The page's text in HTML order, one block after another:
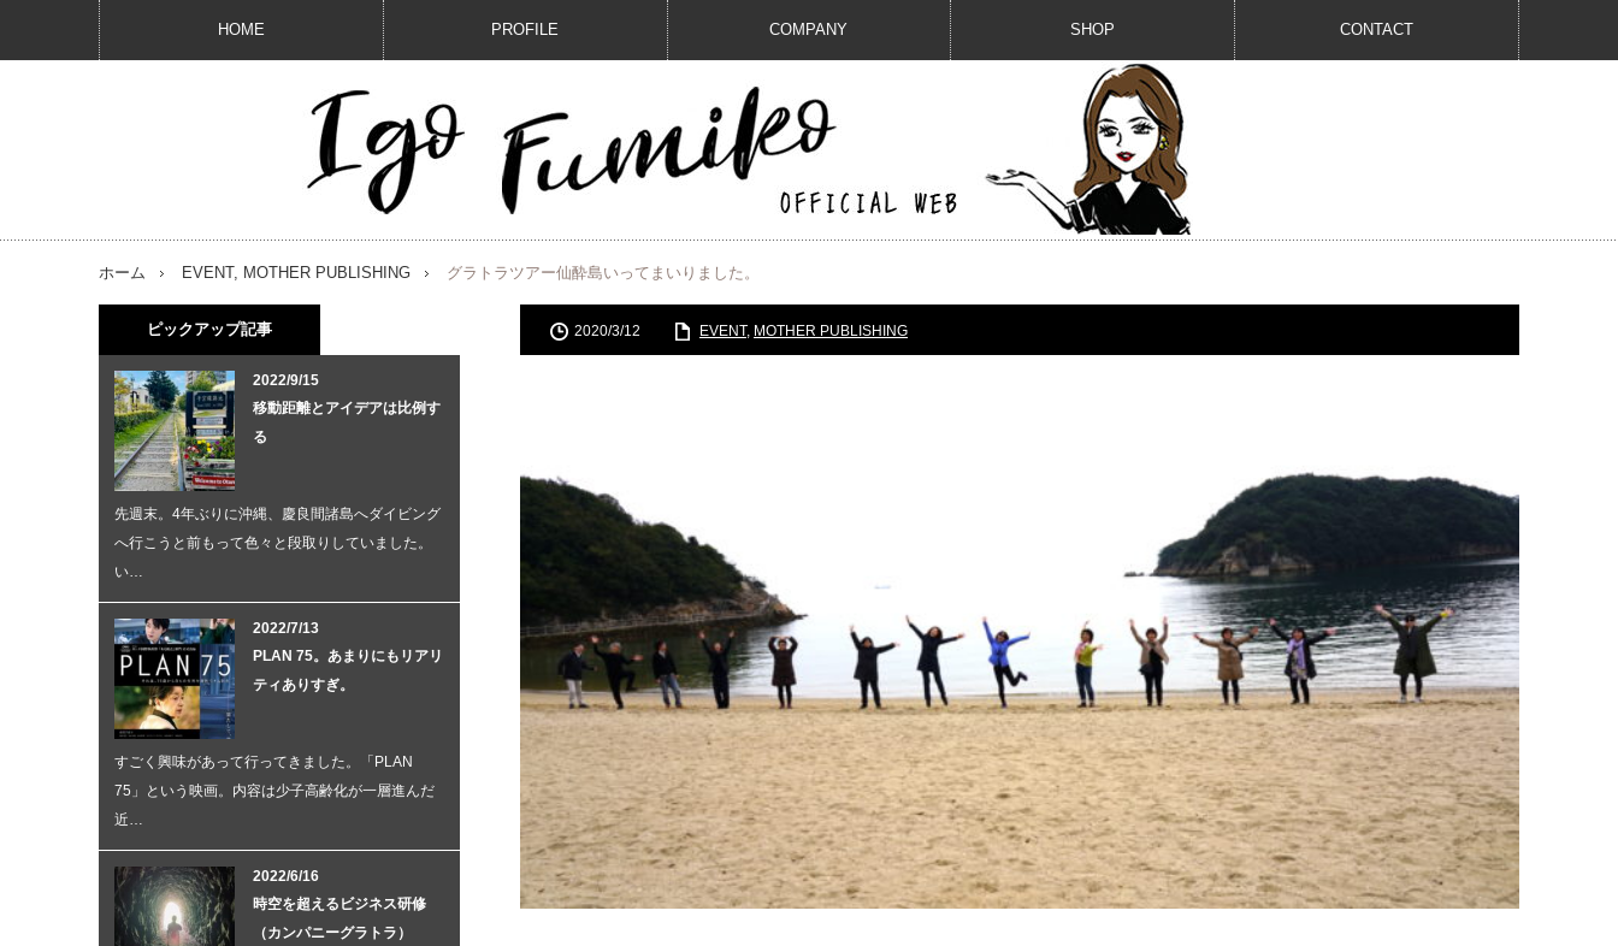
HOME PROFILE COMPANY SHOP CONTACT
ホーム EVENT, MOTHER PUBLISHING グラトラツアー仙酔島いってまいりました。
2020/3/12 EVENT, MOTHER PUBLISHING
ピックアップ記事
2022/9/15
移動距離とアイデアは比例す
る
先週末。4年ぶりに沖縄、慶良間諸島へダイビング
へ行こうと前もって色々と段取りしていました。
い…
2022/7/13
PLAN 75。あまりにもリアリ
ティありすぎ。
すごく興味があって行ってきました。「PLAN
75」という映画。内容は少子高齢化が一層進んだ
近…
2022/6/16
時空を超えるビジネス研修
（カンパニーグラトラ）